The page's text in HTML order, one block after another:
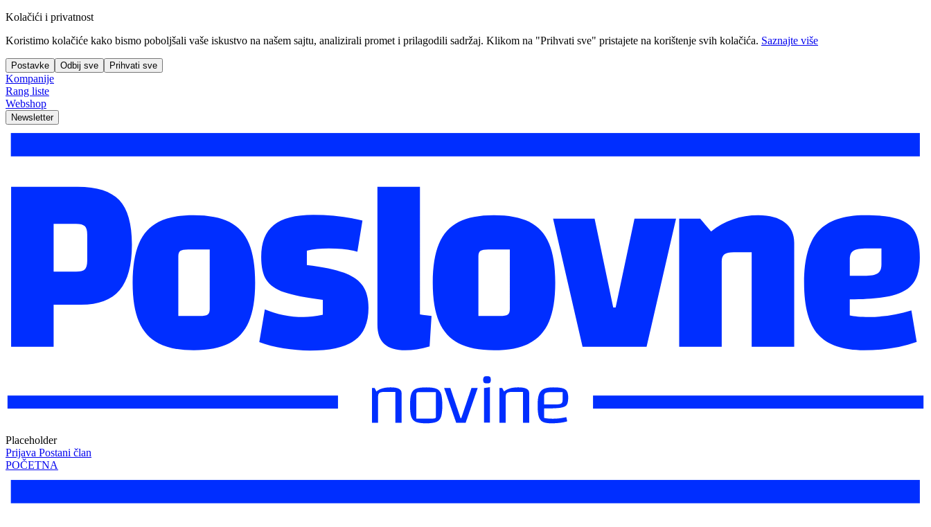
Kolačići i privatnost
Koristimo kolačiće kako bismo poboljšali vaše iskustvo na našem sajtu, analizirali promet i prilagodili sadržaj. Klikom na "Prihvati sve" pristajete na korištenje svih kolačića. Saznajte više
Postavke Odbij sve Prihvati sve
Kompanije
Rang liste
Webshop
Newsletter
Placeholder
Prijava Postani član
POČETNA